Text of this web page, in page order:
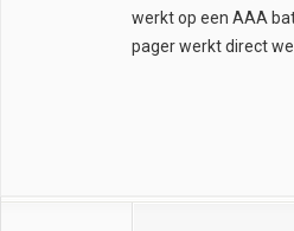
werkt op een AAA
pager werkt direct